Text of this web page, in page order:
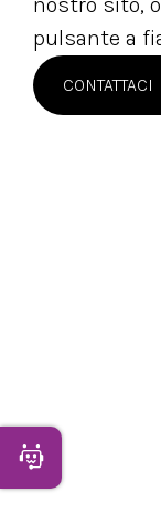
pulsante a
CONTATTACI
Rimani